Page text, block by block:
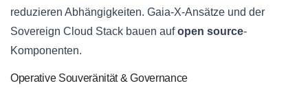
reduzieren Abhängigkeiten. Gaia‑X‑Ansätze und der
Sovereign Cloud Stack bauen aufopen source-
Komponenten.
Operative Souveränität & Governance